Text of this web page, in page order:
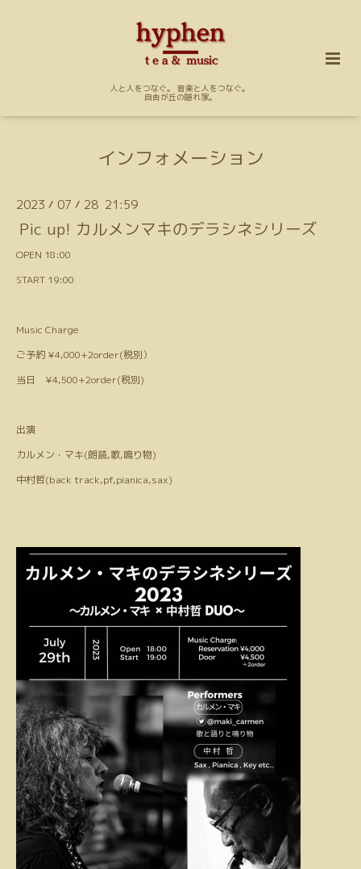
人と人をつなぐ。 音楽と人をつなぐ。
自由が丘の隠れ家。
インフォメーション
2023 / 07 / 28 21:59
Pic up! カルメンマキのデラシネシリーズ
OPEN 18:00
START 19:00
Music Charge
ご予約 ¥4,000+2order(税別）
当日 ¥4,500+2order(税別)
出演
カルメン・マキ(朗読,歌,鳴り物)
中村哲(back track,pf,pianica,sax)